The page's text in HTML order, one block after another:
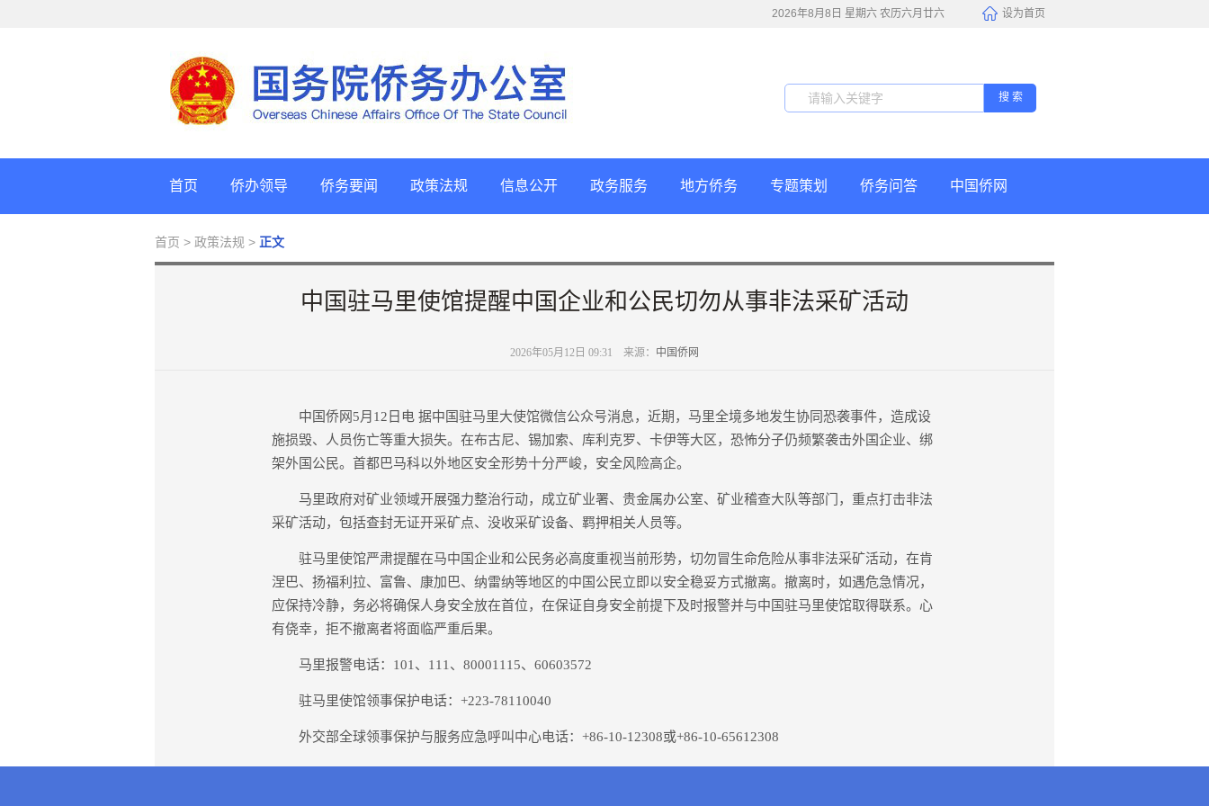
设为首页
2026年8月8日 星期六 农历六月廿六
搜 索
首页 侨办领导 侨务要闻 政策法规 信息公开 政务服务 地方侨务 专题策划 侨务问答 中国侨网
首页 > 政策法规 > 正文
中国驻马里使馆提醒中国企业和公民切勿从事非法采矿活动
2026年05月12日 09:31 来源： 中国侨网
中国侨网5月12日电 据中国驻马里大使馆微信公众号消息，近期，马里全境多地发生协同恐袭事件，造成设
施损毁、人员伤亡等重大损失。在布古尼、锡加索、库利克罗、卡伊等大区，恐怖分子仍频繁袭击外国企业、绑
架外国公民。首都巴马科以外地区安全形势十分严峻，安全风险高企。
马里政府对矿业领域开展强力整治行动，成立矿业署、贵金属办公室、矿业稽查大队等部门，重点打击非法
采矿活动，包括查封无证开采矿点、没收采矿设备、羁押相关人员等。
驻马里使馆严肃提醒在马中国企业和公民务必高度重视当前形势，切勿冒生命危险从事非法采矿活动，在肯
涅巴、扬福利拉、富鲁、康加巴、纳雷纳等地区的中国公民立即以安全稳妥方式撤离。撤离时，如遇危急情况，
应保持冷静，务必将确保人身安全放在首位，在保证自身安全前提下及时报警并与中国驻马里使馆取得联系。心
有侥幸，拒不撤离者将面临严重后果。
马里报警电话：101、111、80001115、60603572
驻马里使馆领事保护电话：+223-78110040
外交部全球领事保护与服务应急呼叫中心电话：+86-10-12308或+86-10-65612308